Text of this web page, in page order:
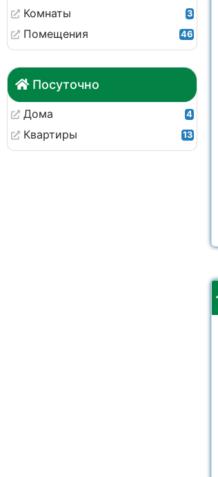
Комнаты 3
Помещения 46
Посуточно
Дома 4
Квартиры 13